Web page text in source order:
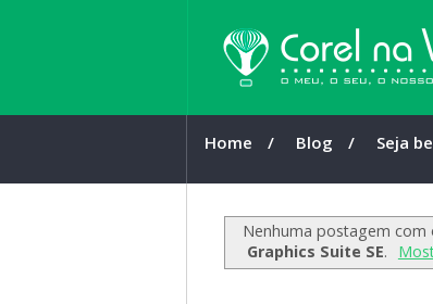
Home / Blog / Seja
Nenhuma postagem
Graphics Suite SE.